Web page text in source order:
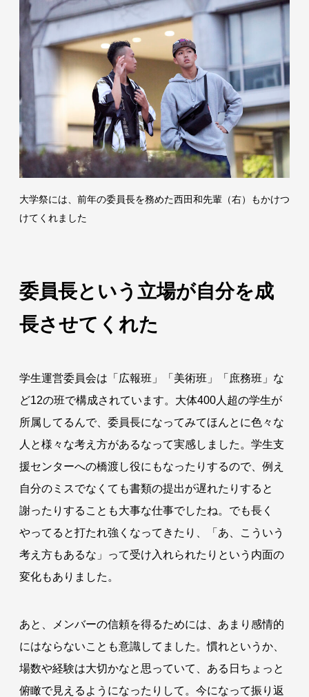
大学祭には、前年の委員長を務めた西田和先輩（右）もかけつ
けてくれました
委員長という立場が自分を成
長させてくれた
学生運営委員会は「広報班」「美術班」「庶務班」な
ど12の班で構成されています。大体400人超の学生が
所属してるんで、委員長になってみてほんとに色々な
人と様々な考え方があるなって実感しました。学生支
援センターへの橋渡し役にもなったりするので、例え
自分のミスでなくても書類の提出が遅れたりすると
謝ったりすることも大事な仕事でしたね。でも長く
やってると打たれ強くなってきたり、「あ、こういう
考え方もあるな」って受け入れられたりという内面の
変化もありました。
あと、メンバーの信頼を得るためには、あまり感情的
にはならないことも意識してました。慣れというか、
場数や経験は大切かなと思っていて、ある日ちょっと
俯瞰で見えるようになったりして。今になって振り返